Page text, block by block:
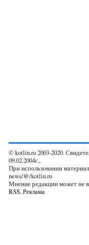
© kotlin.ru 2003-2020.
09.02.2004г.,
При использовании
news/@/kotlin.ru
Мнение редакции может не
RSS,Реклама